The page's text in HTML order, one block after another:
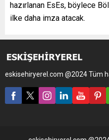
hazırlanan EsEs, böylece
ilke daha imza atacak.
eskisehiryerel.com @2024 Tüm